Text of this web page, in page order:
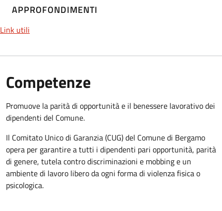
APPROFONDIMENTI
Link utili
Competenze
Promuove la parità di opportunità e il benessere lavorativo dei
dipendenti del Comune.
Il Comitato Unico di Garanzia (CUG) del Comune di Bergamo
opera per garantire a tutti i dipendenti pari opportunità, parità
di genere, tutela contro discriminazioni e mobbing e un
ambiente di lavoro libero da ogni forma di violenza fisica o
psicologica.